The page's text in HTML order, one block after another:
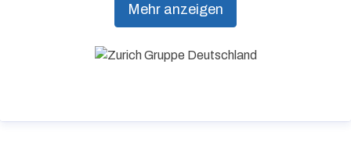
und hohe Beratungsqualität stehen dabei an
Mehr anzeigen